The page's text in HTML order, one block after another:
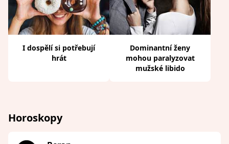
I dospělí si potřebují
hrát
Dominantní ženy
mohou paralyzovat
mužské libido
Horoskopy